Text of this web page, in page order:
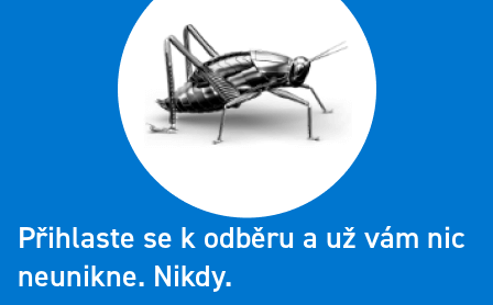
Přihlaste se k odběru a už vám nic
neunikne. Nikdy.